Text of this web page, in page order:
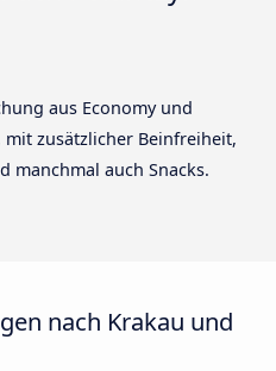
aus Economy und
mit zusätzlicher Beinfreiheit,
manchmal auch Snacks.
nach Krakau und